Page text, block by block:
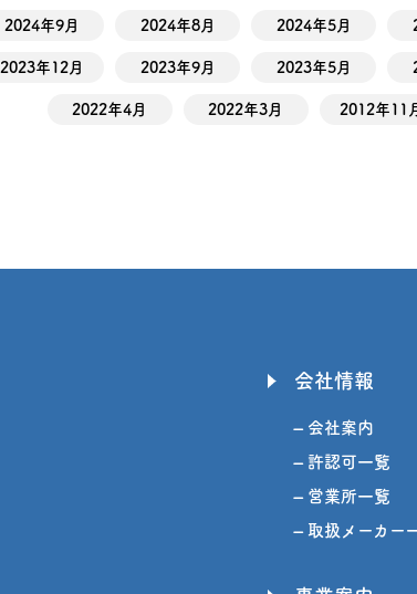
2024年9月 2024年8月 2024年5月
2023年12月 2023年9月 2023年5月
2022年4月 2022年3月 2012年11
会社情報
– 会社案内
– 許認可一覧
– 営業所一覧
– 取扱メーカー